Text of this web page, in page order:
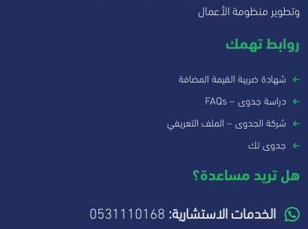
وتطوير منظومة الأعمال
روابط تهمك
شهادة ضريبة القيمة المضافة
دراسة جدوى – FAQs
شركة الجدوى – الملف التعريفي
جدوى تك
هل تريد مساعدة؟
الخدمات الاستشارية: